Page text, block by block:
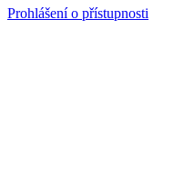
Prohlášení o přístupnosti